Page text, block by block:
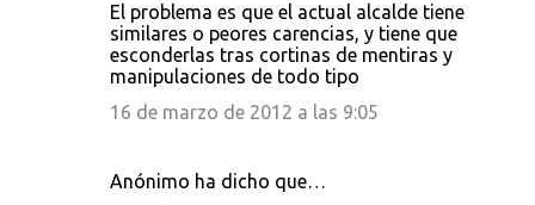
El problema es que el actual alcalde tiene
similares o peores carencias, y tiene que
esconderlas tras cortinas de mentiras y
manipulaciones de todo tipo
16 de marzo de 2012 a las 9:05
Anónimo ha dicho que…